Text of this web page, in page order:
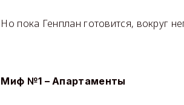
Но пока Генплан готовится, вокруг
Миф №1 – Апартаменты